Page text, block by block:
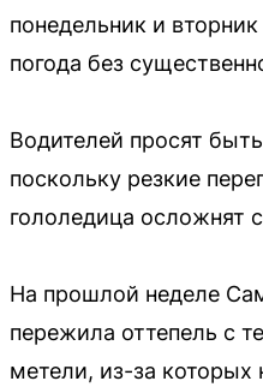
понедельник и
погода без
Водителей просят
поскольку резкие
гололедица осложнят
На прошлой неделе
пережила оттепель с
метели, из-за